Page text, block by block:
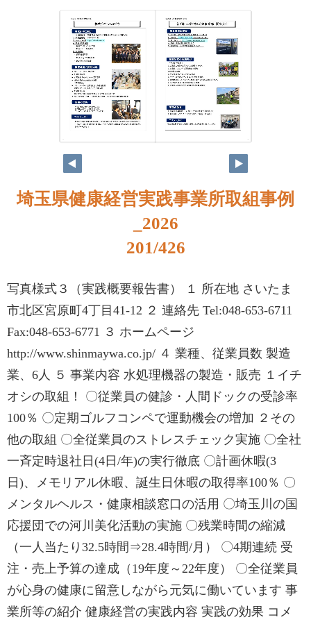
185
184
埼玉県健康経営実践事業所取組事例
_2026
201/426
写真様式３（実践概要報告書） １ 所在地 さいたま
市北区宮原町4丁目41-12 ２ 連絡先 Tel:048-653-6711
Fax:048-653-6771 ３ ホームページ
http://www.shinmaywa.co.jp/ ４ 業種、従業員数 製造
業、6人 ５ 事業内容 水処理機器の製造・販売 １イチ
オシの取組！ 〇従業員の健診・人間ドックの受診率
100％ 〇定期ゴルフコンペで運動機会の増加 ２その
他の取組 〇全従業員のストレスチェック実施 〇全社
一斉定時退社日(4日/年)の実行徹底 〇計画休暇(3
日)、メモリアル休暇、誕生日休暇の取得率100％ 〇
メンタルヘルス・健康相談窓口の活用 〇埼玉川の国
応援団での河川美化活動の実施 〇残業時間の縮減
（一人当たり32.5時間⇒28.4時間/月） 〇4期連続 受
注・売上予算の達成（19年度～22年度） 〇全従業員
が心身の健康に留意しながら元気に働いています 事
業所等の紹介 健康経営の実践内容 実践の効果 コメ